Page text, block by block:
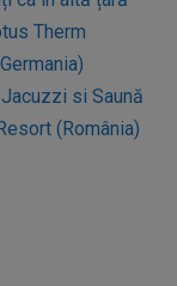
Therm
si Saună
(România)